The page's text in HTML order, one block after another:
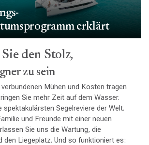
den Stolz,
zu sein
Mühen und Kosten tragen
Sie mehr Zeit auf dem Wasser.
spektakulärsten Segelreviere der Welt.
und Freunde mit einer neuen
Sie uns die Wartung, die
den Liegeplatz. Und so funktioniert es:
erklärt